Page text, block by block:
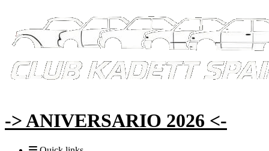
-> ANIVERSARIO 2026 <-